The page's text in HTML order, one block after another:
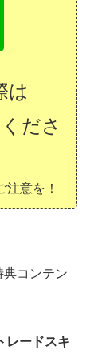
は
ださ
注意を！
コンテン
レードスキ